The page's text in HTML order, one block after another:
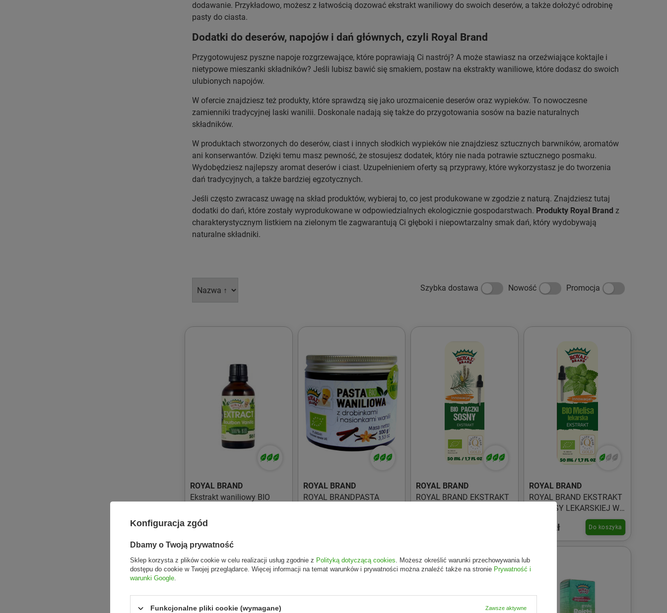
dodawanie. Przykładowo, możesz z łatwością dozować ekstrakt waniliowy do swoich deserów, a także dołożyć odrobinę
pasty do ciasta.
Dodatki do deserów, napojów i dań głównych, czyli Royal Brand
Przygotowujesz pyszne napoje rozgrzewające, które poprawiają Ci nastrój? A może stawiasz na orzeźwiające koktajle i
nietypowe mieszanki składników? Jeśli lubisz bawić się smakiem, postaw na ekstrakty waniliowe, które dodasz do swoich
ulubionych napojów.
W ofercie znajdziesz też produkty, które sprawdzą się jako urozmaicenie deserów oraz wypieków. To nowoczesne
zamienniki tradycyjnej laski wanilii. Doskonale nadają się także do przygotowania sosów na bazie naturalnych
składników.
W produktach stworzonych do deserów, ciast i innych słodkich wypieków nie znajdziesz sztucznych barwników, aromatów
ani konserwantów. Dzięki temu masz pewność, że stosujesz dodatek, który nie nada potrawie sztucznego posmaku.
Wydobędziesz najlepszy aromat deserów i ciast. Uzupełnieniem oferty są przyprawy, które wykorzystasz je do tworzenia
dań tradycyjnych, a także bardziej egzotycznych.
Jeśli często zwracasz uwagę na skład produktów, wybieraj to, co jest produkowane w zgodzie z naturą. Znajdziesz tutaj
dodatki do dań, które zostały wyprodukowane w odpowiedzialnych ekologicznie gospodarstwach. Produkty Royal Brand z
charakterystycznym listkiem na zielonym tle zagwarantują Ci głęboki i niepowtarzalny smak dań, który wydobywają
naturalne składniki.
Szybka dostawa Nowość Promocja
ROYAL BRAND
Ekstrakt waniliowy BIO
40,23 zł
ROYAL BRAND
ROYAL BRANDPASTA
ROYAL BRAND
ROYAL BRAND EKSTRAKT
ROYAL BRAND
ROYAL BRAND EKSTRAKT
Z MELISY LEKARSKIEJ W
KROPLACH BIO 50 ml
39,98 zł Do koszyka
Konfiguracja zgód
Dbamy o Twoją prywatność
Sklep korzysta z plików cookie w celu realizacji usług zgodnie z Polityką dotyczącą cookies. Możesz określić warunki przechowywania lub
dostępu do cookie w Twojej przeglądarce. Więcej informacji na temat warunków i prywatności można znaleźć także na stronie Prywatność i
warunki Google.
Funkcjonalne pliki cookie (wymagane) Zawsze aktywne